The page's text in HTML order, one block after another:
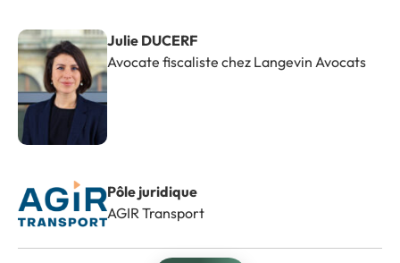
Julie DUCERF
Avocate fiscaliste chez Langevin Avocats
Pôle juridique
AGIR Transport